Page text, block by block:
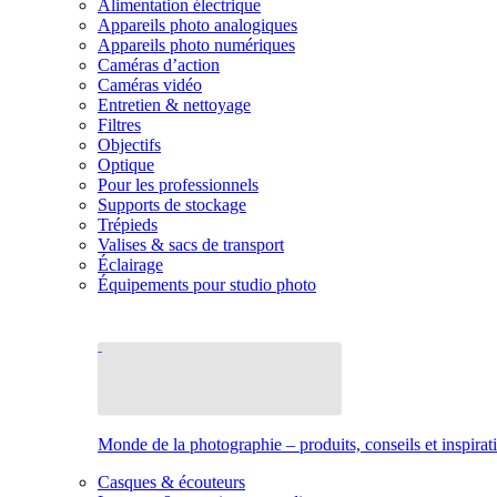
Alimentation électrique
Appareils photo analogiques
Appareils photo numériques
Caméras d’action
Caméras vidéo
Entretien & nettoyage
Filtres
Objectifs
Optique
Pour les professionnels
Supports de stockage
Trépieds
Valises & sacs de transport
Éclairage
Équipements pour studio photo
Monde de la photographie – produits, conseils et
Casques & écouteurs